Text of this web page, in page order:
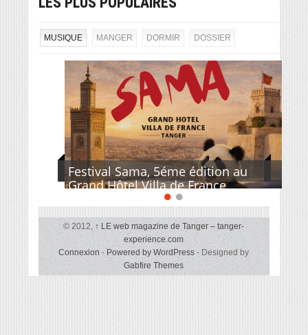
MUSIQUE MANGER DORMIR DOSSIER
Festival Sama, 5éme édition au
Grand Hôtel Villa de France.
© 2012,↑ LE web magazine de Tanger – tanger-
experience.com
Connexion-Powered by WordPress- Designed by
Gabfire Themes